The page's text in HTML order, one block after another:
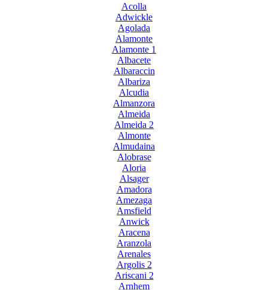
Acolla
Adwickle
Agolada
Alamonte
Alamonte 1
Albacete
Albaraccin
Albariza
Alcudia
Almanzora
Almeida
Almeida 2
Almonte
Almudaina
Alobrase
Aloria
Alsager
Amadora
Amezaga
Amsfield
Anwick
Aracena
Aranzola
Arenales
Argolis 2
Ariscani 2
Arnhem